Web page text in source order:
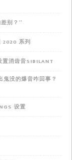
别？”
2020 系列
消齿音SIBILANT
没的爆音咋回事？
设置